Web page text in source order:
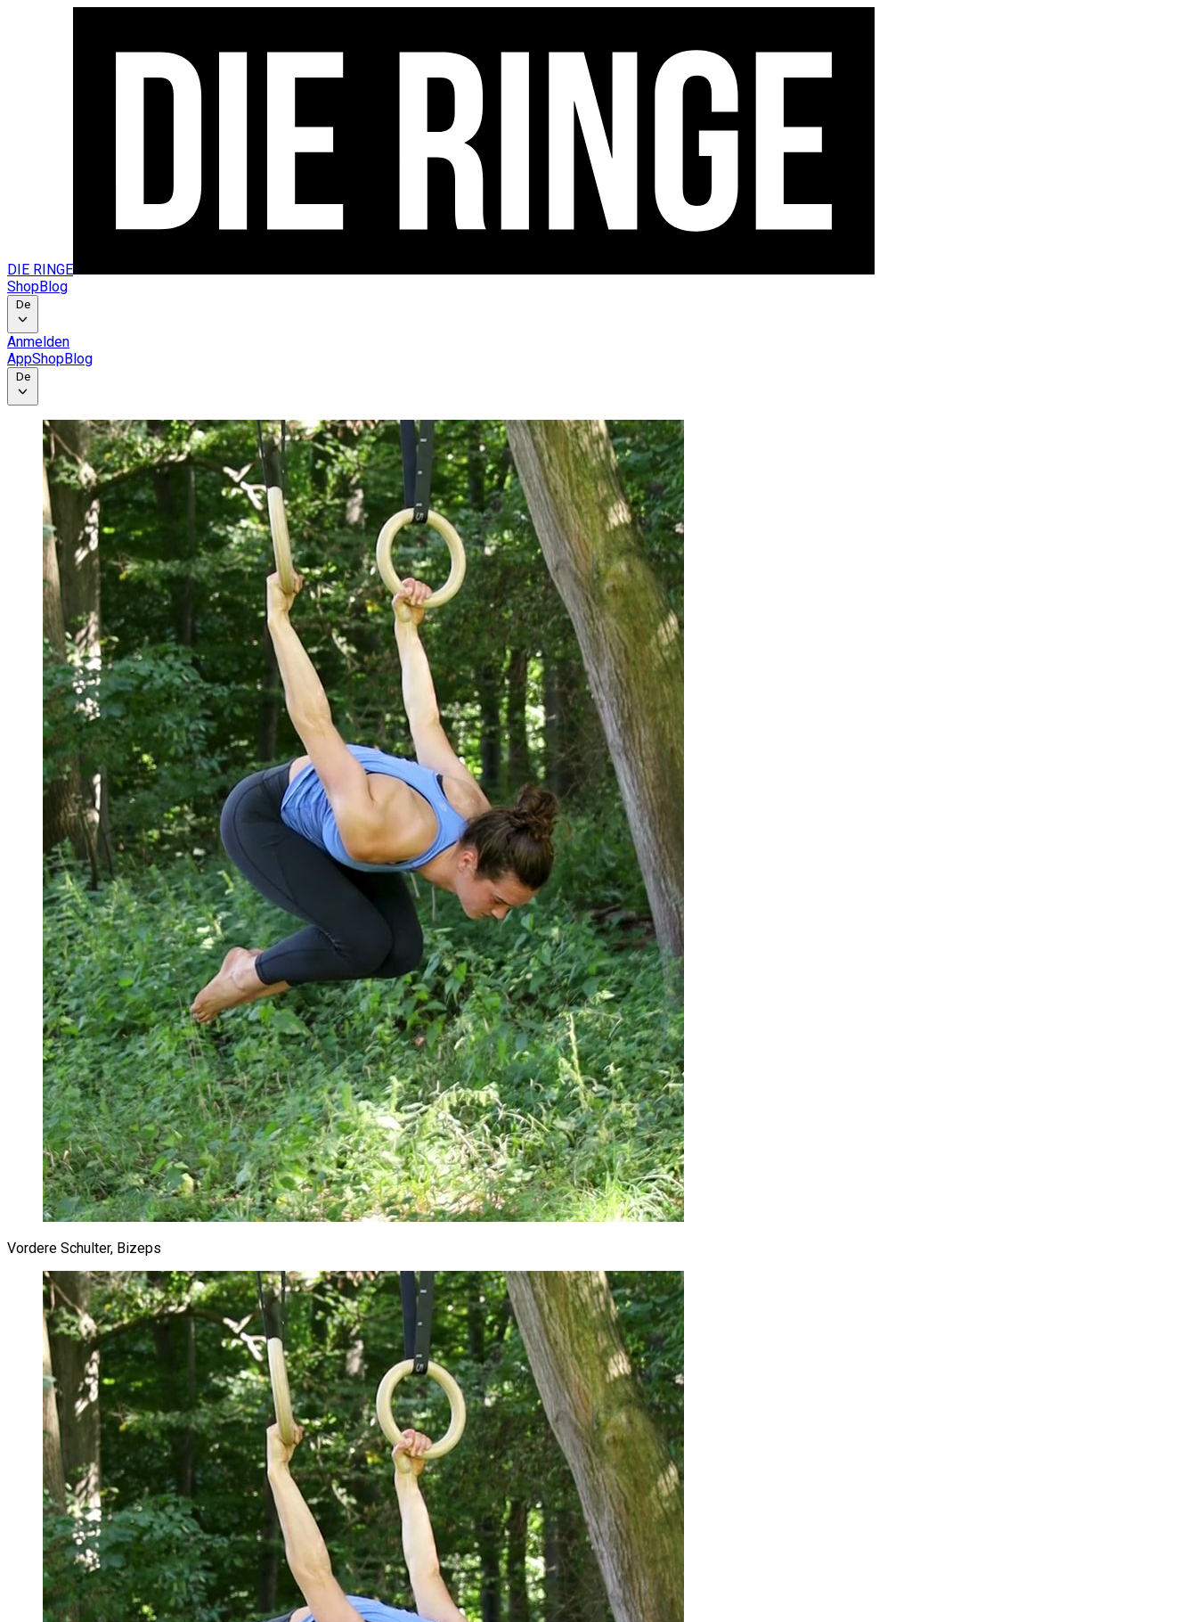
DIE RINGE
ShopBlog
De
Anmelden
AppShopBlog
De
Vordere Schulter, Bizeps